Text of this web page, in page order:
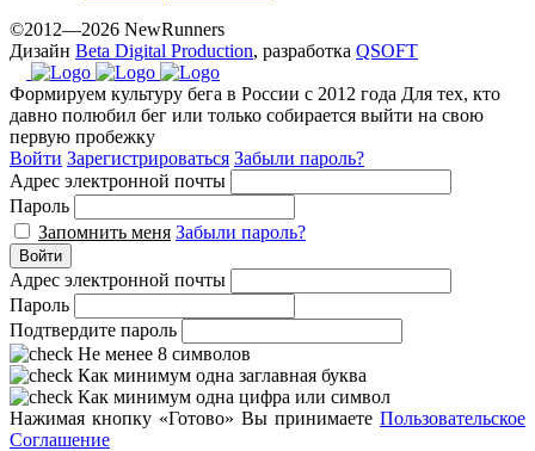
©2012—2026 NewRunners
Дизайн Beta Digital Production, разработка QSOFT
Формируем культуру бега в России с 2012 года Для тех, кто
давно полюбил бег или только собирается выйти на свою
первую пробежку
Войти Зарегистрироваться Забыли пароль?
Адрес электронной почты
Пароль
Запомнить меня Забыли пароль?
Войти
Адрес электронной почты
Пароль
Подтвердите пароль
Не менее 8 символов
Как минимум одна заглавная буква
Как минимум одна цифра или символ
Нажимая кнопку «Готово» Вы принимаете Пользовательское
Соглашение